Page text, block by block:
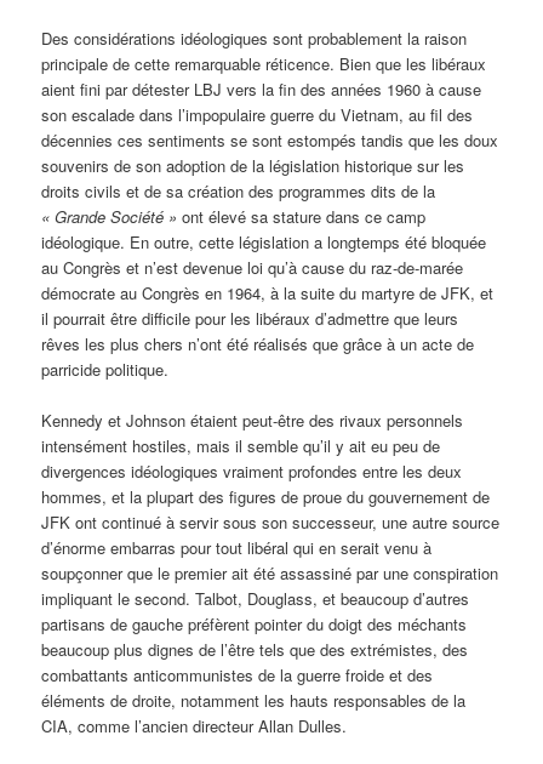
Des considérations idéologiques sont probablement la raison
principale de cette remarquable réticence. Bien que les libéraux
aient fini par détester LBJ vers la fin des années 1960 à cause
son escalade dans l’impopulaire guerre du Vietnam, au fil des
décennies ces sentiments se sont estompés tandis que les doux
souvenirs de son adoption de la législation historique sur les
droits civils et de sa création des programmes dits de la
« Grande Société » ont élevé sa stature dans ce camp
idéologique. En outre, cette législation a longtemps été bloquée
au Congrès et n’est devenue loi qu’à cause du raz-de-marée
démocrate au Congrès en 1964, à la suite du martyre de JFK, et
il pourrait être difficile pour les libéraux d’admettre que leurs
rêves les plus chers n’ont été réalisés que grâce à un acte de
parricide politique.
Kennedy et Johnson étaient peut-être des rivaux personnels
intensément hostiles, mais il semble qu’il y ait eu peu de
divergences idéologiques vraiment profondes entre les deux
hommes, et la plupart des figures de proue du gouvernement de
JFK ont continué à servir sous son successeur, une autre source
d’énorme embarras pour tout libéral qui en serait venu à
soupçonner que le premier ait été assassiné par une conspiration
impliquant le second. Talbot, Douglass, et beaucoup d’autres
partisans de gauche préfèrent pointer du doigt des méchants
beaucoup plus dignes de l’être tels que des extrémistes, des
combattants anticommunistes de la guerre froide et des
éléments de droite, notamment les hauts responsables de la
CIA, comme l’ancien directeur Allan Dulles.